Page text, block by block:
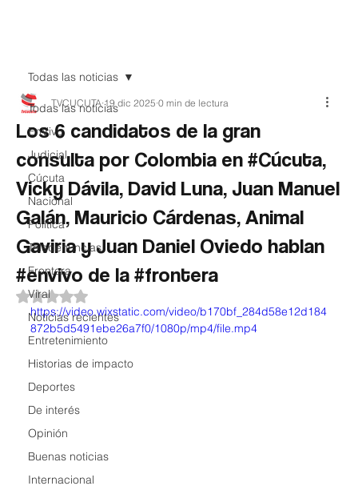
Todas las noticias
EnVivo
Judicial
Cúcuta
Nacional
Política
Teledenuncias
Frontera
Viral
Noticias recientes
Entretenimiento
Historias de impacto
Deportes
De interés
Opinión
Buenas noticias
Internacional
Todas las noticias
Los 6 candidatos de la gran
consulta por Colombia en #Cúcuta,
Vicky Dávila, David Luna, Juan Manuel
Galán, Mauricio Cárdenas, Animal
Gaviria y Juan Daniel Oviedo hablan
#envivo de la #frontera
TVCUCUTA 19 dic 2025 0 min de lectura
Obtuvo NaN de 5 estrellas.
https://video.wixstatic.com/video/b170bf_284d58e12d184
872b5d5491ebe26a7f0/1080p/mp4/file.mp4